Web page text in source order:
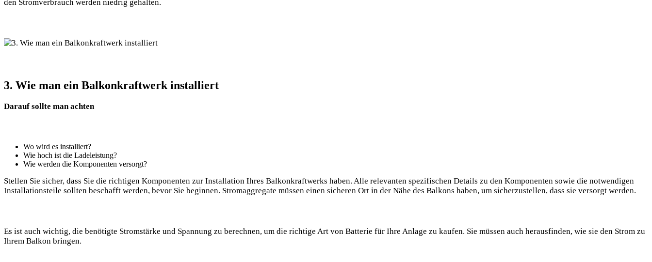
den Stromverbrauch werden niedrig gehalten.
3. Wie⁢ man ein Balkonkraftwerk installiert
Darauf ⁢sollte man achten
Wo ‍wird‌ es installiert?
Wie ⁤hoch ist die Ladeleistung?
Wie werden die Komponenten versorgt?
Stellen Sie ​sicher, ‍dass Sie die richtigen Komponenten zur⁣ Installation Ihres Balkonkraftwerks haben. Alle‍ relevanten spezifischen Details zu den Komponenten sowie die notwendigen
Installationsteile⁤ sollten⁣ beschafft ‌werden,‍ bevor ​Sie beginnen. ‌Stromaggregate⁤ müssen einen sicheren Ort in der ‌Nähe des ‌Balkons haben, um sicherzustellen, dass sie versorgt werden.
Es ist ⁤auch wichtig,⁣ die benötigte Stromstärke und Spannung zu berechnen, um die richtige Art ⁢von Batterie für ‍Ihre ‍Anlage zu kaufen. Sie ⁤müssen auch herausfinden, ⁣wie sie den ‌Strom zu
Ihrem ⁤Balkon bringen.